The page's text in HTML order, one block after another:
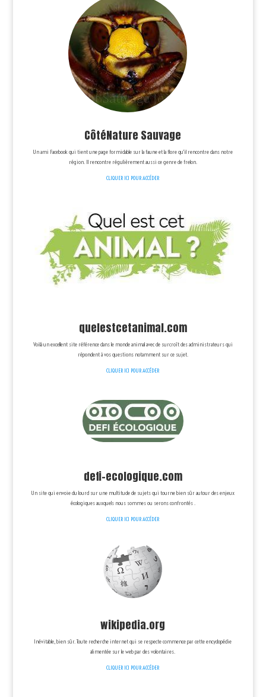
CôtéNature Sauvage
Un ami Facebook qui tient une page formidable sur la faune et la flore qu’il rencontre dans notre
région. Il rencontre régulièrement aussi ce genre de frelon.
CLIQUER ICI POUR ACCÉDER
quelestcetanimal.com
Voilà un excellent site référence dans le monde animal avec de surcroît des administrateurs qui
répondent à vos questions notamment sur ce sujet.
CLIQUER ICI POUR ACCÉDER
defi-ecologique.com
Un site qui envoie du lourd sur une multitude de sujets qui tourne bien sûr autour des enjeux
écologiques auxquels nous sommes ou serons confrontés .
CLIQUER ICI POUR ACCÉDER
wikipedia.org
Inévitable, bien sûr. Toute recherche internet qui se respecte commence par cette encyclopédie
alimentée sur le web par des volontaires.
CLIQUER ICI POUR ACCÉDER